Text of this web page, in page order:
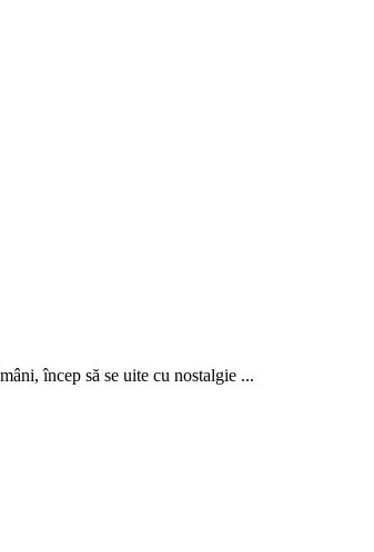
încep să se uite cu nostalgie ...